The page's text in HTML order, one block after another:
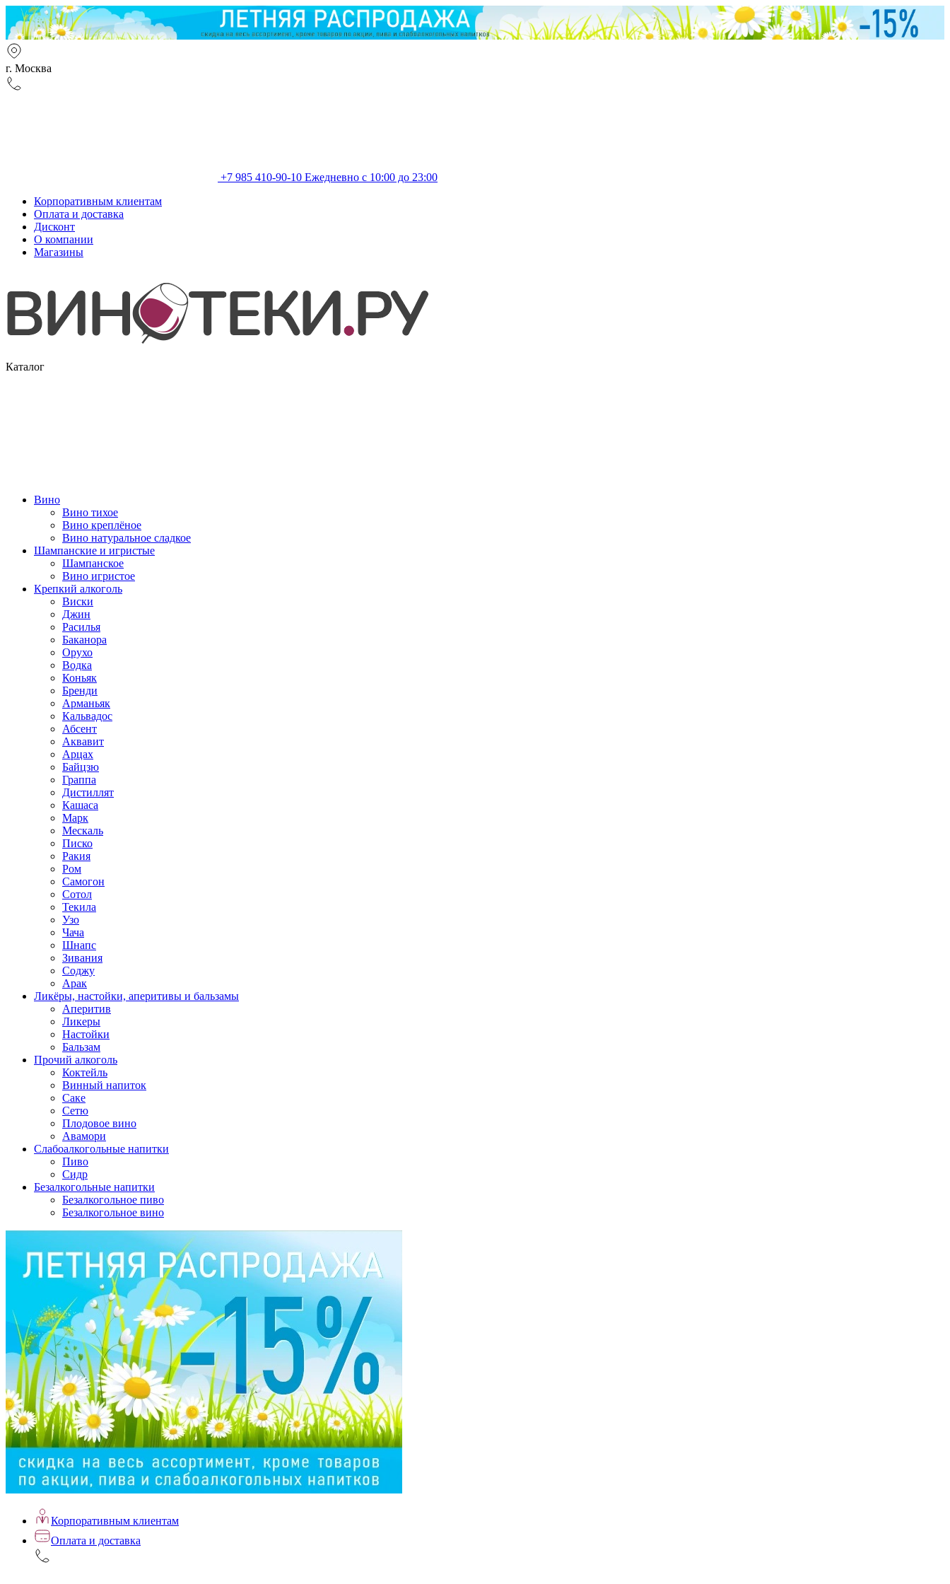
г. Москва
+7 985 410-90-10 Ежедневно с 10:00 до 23:00
Корпоративным клиентам
Оплата и доставка
Дисконт
О компании
Магазины
Каталог
Вино
Вино тихое
Вино креплёное
Вино натуральное сладкое
Шампанские и игристые
Шампанское
Вино игристое
Крепкий алкоголь
Виски
Джин
Расилья
Баканора
Орухо
Водка
Коньяк
Бренди
Арманьяк
Кальвадос
Абсент
Аквавит
Арцах
Байцзю
Граппа
Дистиллят
Кашаса
Марк
Мескаль
Писко
Ракия
Ром
Самогон
Сотол
Текила
Узо
Чача
Шнапс
Зивания
Соджу
Арак
Ликёры, настойки, аперитивы и бальзамы
Аперитив
Ликеры
Настойки
Бальзам
Прочий алкоголь
Коктейль
Винный напиток
Саке
Сетю
Плодовое вино
Авамори
Слабоалкогольные напитки
Пиво
Сидр
Безалкогольные напитки
Безалкогольное пиво
Безалкогольное вино
Корпоративным клиентам
Оплата и доставка